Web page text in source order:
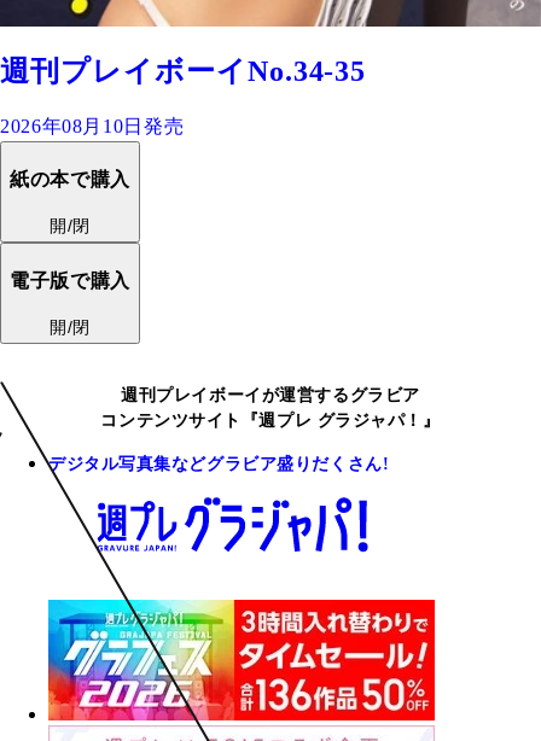
週刊プレイボーイNo.34-35
2026年08月10日発売
紙の本で購入
開/閉
電子版で購入
開/閉
週刊プレイボーイが運営するグラビア
コンテンツサイト『週プレ グラジャパ！』
デジタル写真集などグラビア盛りだくさん!